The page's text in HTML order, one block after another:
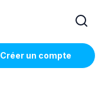
Créer un compte